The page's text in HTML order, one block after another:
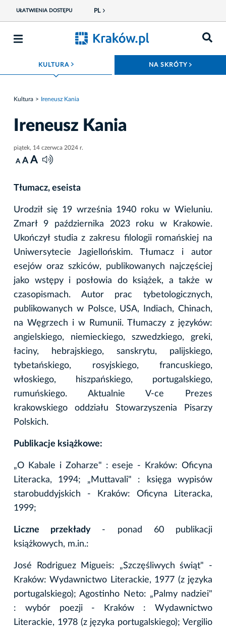
UŁATWIENIA DOSTĘPU PL
KULTURA ROZWIŃ MENU NA SKRÓTY
Kultura Ireneusz Kania
Ireneusz Kania
piątek, 14 czerwca 2024 r.
A A A
Tłumacz, eseista
Urodził się 19 września 1940 roku w Wieluniu.
Zmarł 9 października 2023 roku w Krakowie.
Ukończył studia z zakresu filologii romańskiej na
Uniwersytecie Jagiellońskim. Tłumacz i autor
esejów oraz szkiców, publikowanych najczęściej
jako wstępy i posłowia do książek, a także w
czasopismach. Autor prac tybetologicznych,
publikowanych w Polsce, USA, Indiach, Chinach,
na Węgrzech i w Rumunii. Tłumaczy z języków:
angielskiego, niemieckiego, szwedzkiego, greki,
łaciny, hebrajskiego, sanskrytu, palijskiego,
tybetańskiego, rosyjskiego, francuskiego,
włoskiego, hiszpańskiego, portugalskiego,
rumuńskiego. Aktualnie V-ce Prezes
krakowskiego oddziału Stowarzyszenia Pisarzy
Polskich.
Publikacje książkowe:
„O Kabale i Zoharze" : eseje - Kraków: Oficyna
Literacka, 1994; „Muttavali" : księga wypisów
starobuddyjskich - Kraków: Oficyna Literacka,
1999;
Liczne przekłady - ponad 60 publikacji
książkowych, m.in.:
José Rodriguez Migueis: „Szczęśliwych świąt" -
Kraków: Wydawnictwo Literackie, 1977 (z języka
portugalskiego); Agostinho Neto: „Palmy nadziei"
: wybór poezji - Kraków : Wydawnictwo
Literackie, 1978 (z języka portugalskiego); Vergilio